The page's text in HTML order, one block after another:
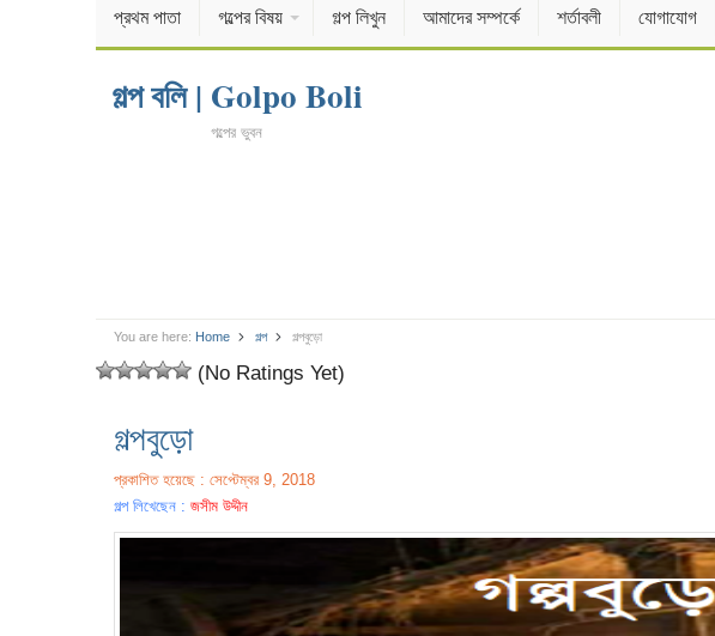
প্রথম পাতা গল্পের বিষয় গল্প লিখুন আমাদের সম্পর্কে শর্তাবলী যোগাযোগ
গল্প বলি | Golpo Boli
গল্পের ভুবন
You are here: Home গল্প গল্পবুড়ো
(No Ratings Yet)
গল্পবুড়ো
প্রকাশিত হয়েছে : সেপ্টেম্বর 9, 2018
গল্প লিখেছেন : জসীম উদ্দীন